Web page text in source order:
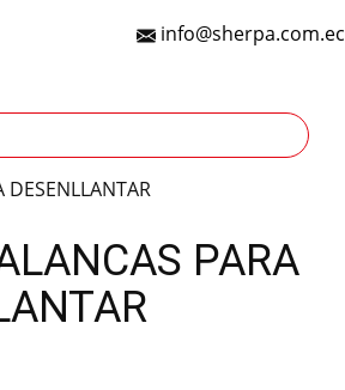
info@sherpa.com.ec
DESENLLANTAR
PARA